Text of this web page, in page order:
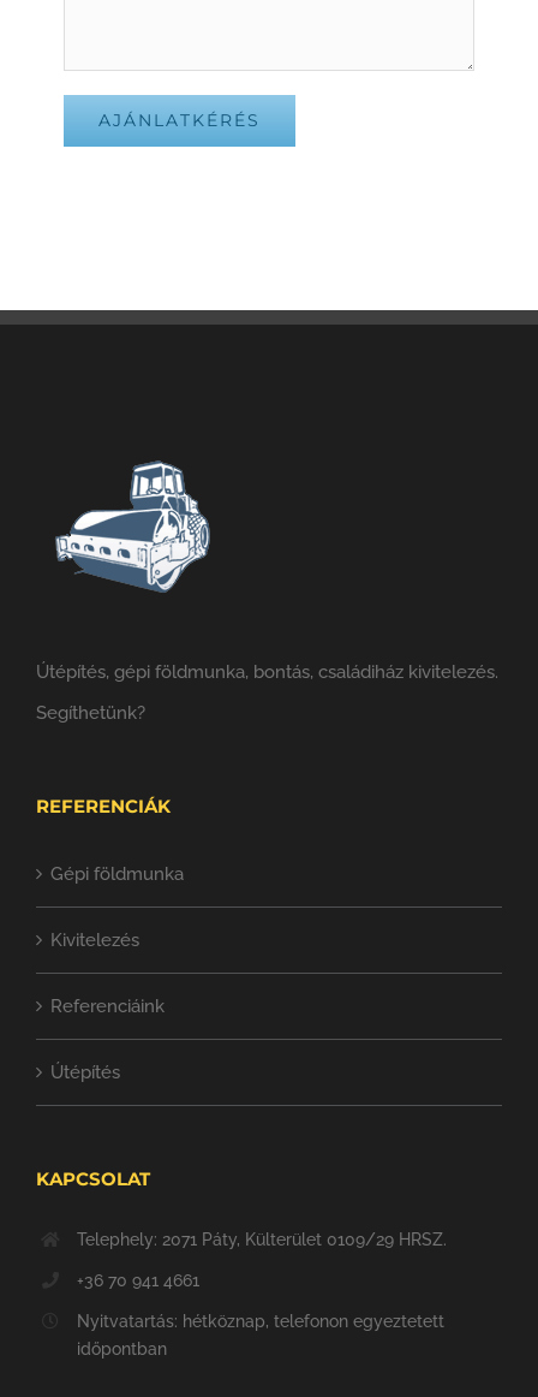
Útépítés, gépi földmunka, bontás, családiház kivitelezés.
Segíthetünk?
REFERENCIÁK
Gépi földmunka
Kivitelezés
Referenciáink
Útépítés
KAPCSOLAT
Telephely: 2071 Páty, Külterület 0109/29 HRSZ.
+36 70 941 4661
Nyitvatartás: hétköznap, telefonon egyeztetett
időpontban